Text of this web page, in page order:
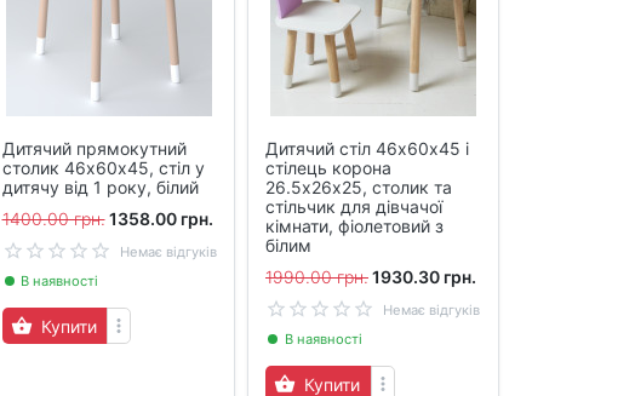
Дитячий прямокутний
столик 46х60х45, стіл у
дитячу від 1 року, білий
1400.00 грн. 1358.00 грн.
Немає відгуків
В наявності
Купити
Дитячий стіл 46х60х45 і
стілець корона
26.5х26х25, столик та
стільчик для дівчачої
кімнати, фіолетовий з
білим
1990.00 грн.1930.30 грн.
Немає відгуків
В наявності
Купити